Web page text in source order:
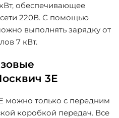
обеспечивающее
220В. С помощью
выполнять зарядку от
7 кВт.
3Е
можно только с передним
коробкой передач. Все